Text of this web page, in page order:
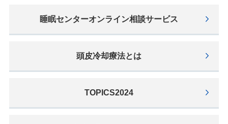
睡眠センターオンライン相談サービス
頭⽪冷却療法とは
TOPICS2024